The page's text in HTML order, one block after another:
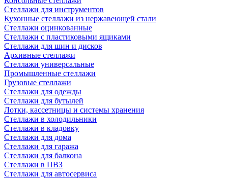
Стеллажи для инструментов
Кухонные стеллажи из нержавеющей стали
Стеллажи оцинкованные
Стеллажи с пластиковыми ящиками
Стеллажи для шин и дисков
Архивные стеллажи
Стеллажи универсальные
Промышленные стеллажи
Грузовые стеллажи
Стеллажи для одежды
Стеллажи для бутылей
Лотки, кассетницы и системы хранения
Стеллажи в холодильники
Стеллажи в кладовку
Стеллажи для дома
Стеллажи для гаража
Стеллажи для балкона
Стеллажи в ПВЗ
Стеллажи для автосервиса